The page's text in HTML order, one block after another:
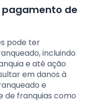
pagamento de
pode ter
incluindo
e até ação
em danos à
e
de franquias como